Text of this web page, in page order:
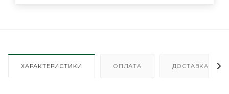
ХАРАКТЕРИСТИКИ ОПЛАТА ДОСТАВКА